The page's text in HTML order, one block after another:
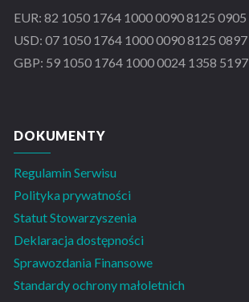
EUR: 82 1050 1764 1000 0090 8125 0905
USD: 07 1050 1764 1000 0090 8125 0897
GBP: 59 1050 1764 1000 0024 1358 5197
DOKUMENTY
Regulamin Serwisu
Polityka prywatności
Statut Stowarzyszenia
Deklaracja dostępności
Sprawozdania Finansowe
Standardy ochrony małoletnich